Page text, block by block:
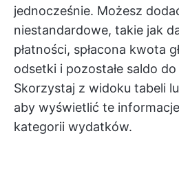
jednocześnie. Możesz
niestandardowe, takie jak
płatności, spłacona kwota
odsetki i pozostałe saldo
Skorzystaj z widoku tabeli
aby wyświetlić te
kategorii wydatków.